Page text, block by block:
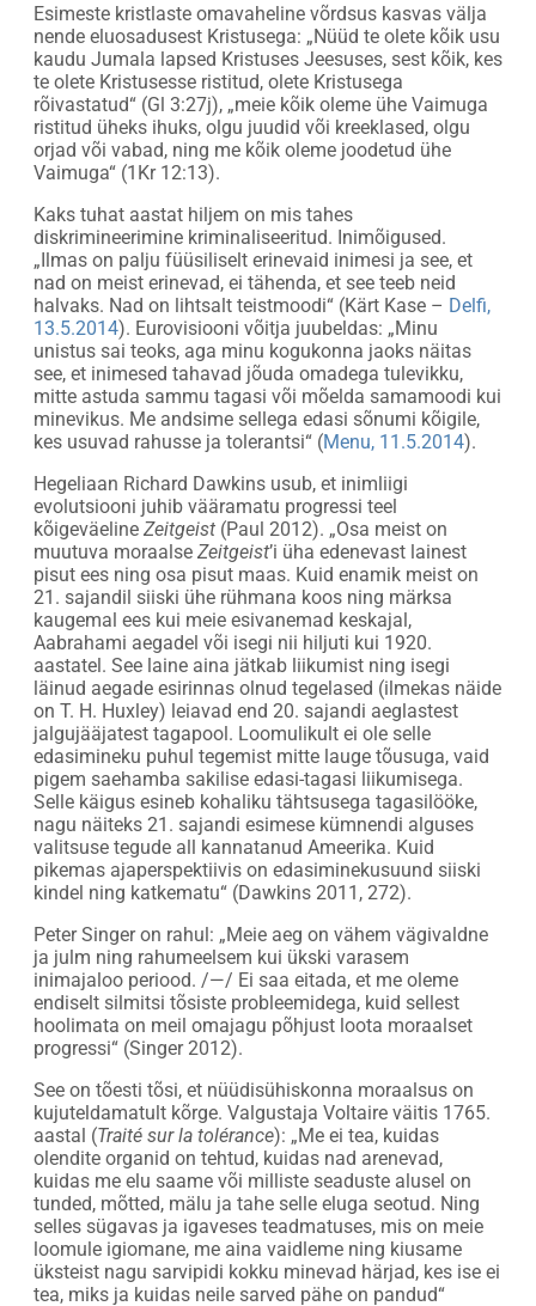
Esimeste kristlaste omavaheline võrdsus kasvas välja
nende eluosadusest Kristusega: „Nüüd te olete kõik usu
kaudu Jumala lapsed Kristuses Jeesuses, sest kõik, kes
te olete Kristusesse ristitud, olete Kristusega
rõivastatud“ (Gl 3:27j), „meie kõik oleme ühe Vaimuga
ristitud üheks ihuks, olgu juudid või kreeklased, olgu
orjad või vabad, ning me kõik oleme joodetud ühe
Vaimuga“ (1Kr 12:13).
Kaks tuhat aastat hiljem on mis tahes
diskrimineerimine kriminaliseeritud. Inimõigused.
„Ilmas on palju füüsiliselt erinevaid inimesi ja see, et
nad on meist erinevad, ei tähenda, et see teeb neid
halvaks. Nad on lihtsalt teistmoodi“ (Kärt Kase – Delfi,
13.5.2014). Eurovisiooni võitja juubeldas: „Minu
unistus sai teoks, aga minu kogukonna jaoks näitas
see, et inimesed tahavad jõuda omadega tulevikku,
mitte astuda sammu tagasi või mõelda samamoodi kui
minevikus. Me andsime sellega edasi sõnumi kõigile,
kes usuvad rahusse ja tolerantsi“ (Menu, 11.5.2014).
Hegeliaan Richard Dawkins usub, et inimliigi
evolutsiooni juhib vääramatu progressi teel
kõigeväeline Zeitgeist (Paul 2012). „Osa meist on
muutuva moraalse Zeitgeist’i üha edenevast lainest
pisut ees ning osa pisut maas. Kuid enamik meist on
21. sajandil siiski ühe rühmana koos ning märksa
kaugemal ees kui meie esivanemad keskajal,
Aabrahami aegadel või isegi nii hiljuti kui 1920.
aastatel. See laine aina jätkab liikumist ning isegi
läinud aegade esirinnas olnud tegelased (ilmekas näide
on T. H. Huxley) leiavad end 20. sajandi aeglastest
jalgujääjatest tagapool. Loomulikult ei ole selle
edasimineku puhul tegemist mitte lauge tõusuga, vaid
pigem saehamba sakilise edasi-tagasi liikumisega.
Selle käigus esineb kohaliku tähtsusega tagasilööke,
nagu näiteks 21. sajandi esimese kümnendi alguses
valitsuse tegude all kannatanud Ameerika. Kuid
pikemas ajaperspektiivis on edasiminekusuund siiski
kindel ning katkematu“ (Dawkins 2011, 272).
Peter Singer on rahul: „Meie aeg on vähem vägivaldne
ja julm ning rahumeelsem kui ükski varasem
inimajaloo periood. /—/ Ei saa eitada, et me oleme
endiselt silmitsi tõsiste probleemidega, kuid sellest
hoolimata on meil omajagu põhjust loota moraalset
progressi“ (Singer 2012).
See on tõesti tõsi, et nüüdisühiskonna moraalsus on
kujuteldamatult kõrge. Valgustaja Voltaire väitis 1765.
aastal (Traité sur la tolérance): „Me ei tea, kuidas
olendite organid on tehtud, kuidas nad arenevad,
kuidas me elu saame või milliste seaduste alusel on
tunded, mõtted, mälu ja tahe selle eluga seotud. Ning
selles sügavas ja igaveses teadmatuses, mis on meie
loomule igiomane, me aina vaidleme ning kiusame
üksteist nagu sarvipidi kokku minevad härjad, kes ise ei
tea, miks ja kuidas neile sarved pähe on pandud“